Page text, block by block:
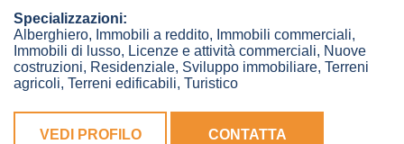
Specializzazioni:
Alberghiero, Immobili a reddito, Immobili commerciali,
Immobili di lusso, Licenze e attività commerciali, Nuove
costruzioni, Residenziale, Sviluppo immobiliare, Terreni
agricoli, Terreni edificabili, Turistico
VEDI PROFILO CONTATTA